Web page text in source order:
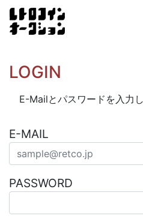
LOGIN
E-Mailとパスワードを入力
E-MAIL
PASSWORD